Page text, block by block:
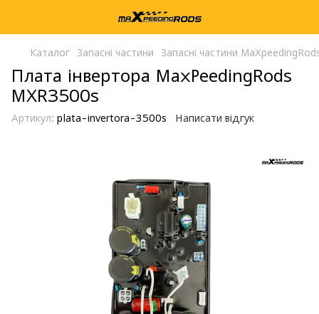
Каталог Запасні частини Запасні частини
Плата інвертора MaxPeedingRods
MXR3500s
Артикул: plata-invertora-3500s Написати відгук